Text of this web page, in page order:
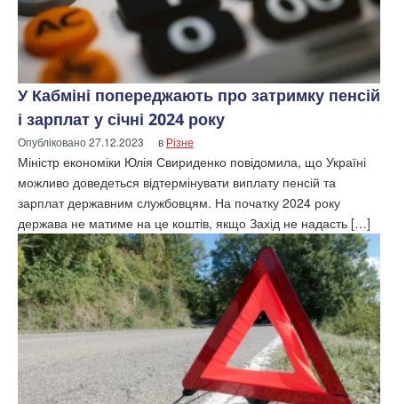
У Кабміні попереджають про затримку пенсій
і зарплат у січні 2024 року
Опубліковано27.12.2023 в Різне
Міністр економіки Юлія Свириденко повідомила, що Україні
можливо доведеться відтермінувати виплату пенсій та
зарплат державним службовцям. На початку 2024 року
держава не матиме на це коштів, якщо Захід не надасть […]